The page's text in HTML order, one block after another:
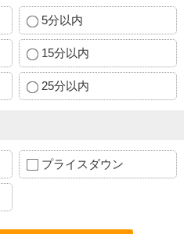
5分以内
15分以内
25分以内
プライスダウン